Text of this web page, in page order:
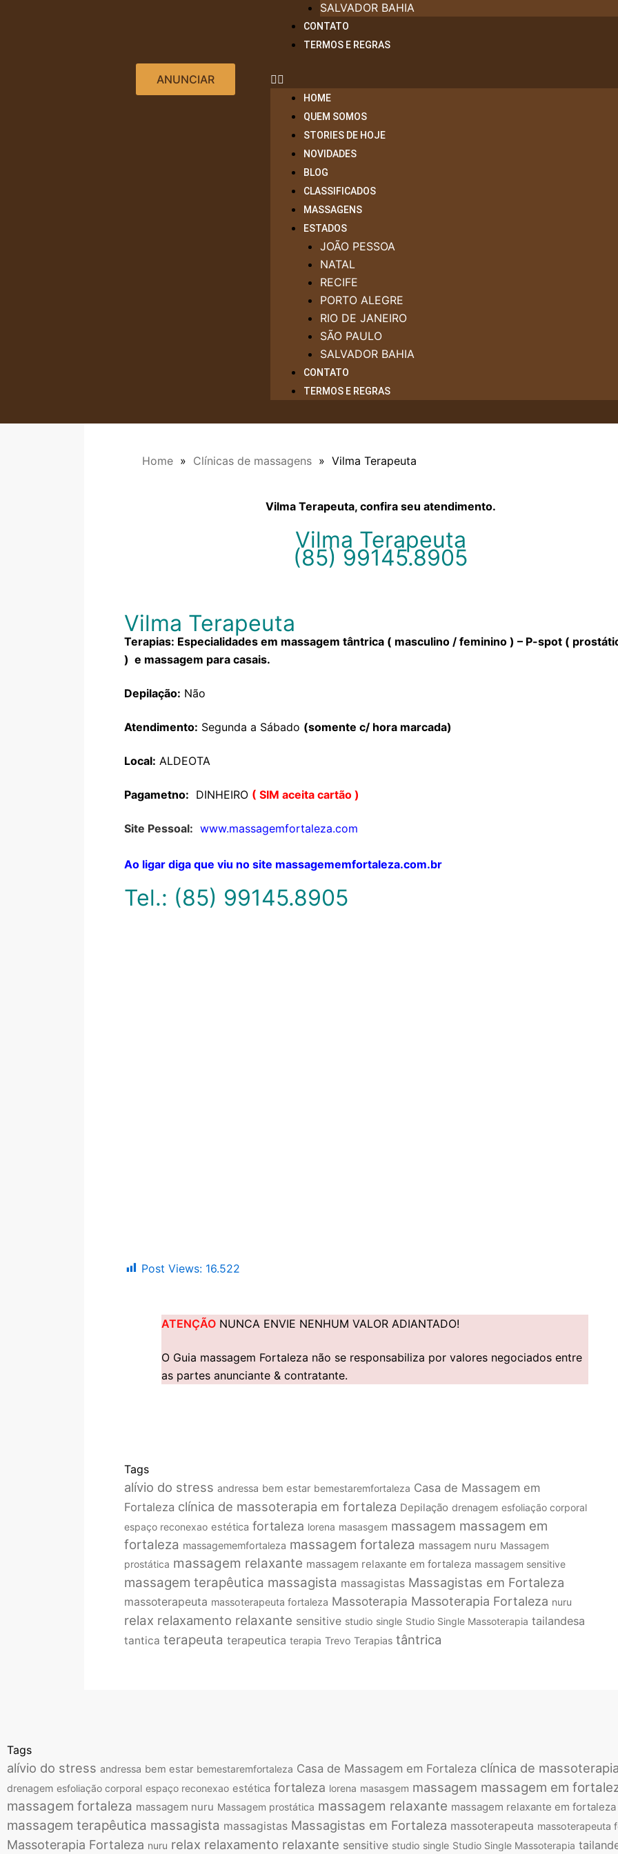
ANUNCIAR
SALVADOR BAHIA
CONTATO
TERMOS E REGRAS
HOME
QUEM SOMOS
STORIES DE HOJE
NOVIDADES
BLOG
CLASSIFICADOS
MASSAGENS
ESTADOS
JOÃO PESSOA
NATAL
RECIFE
PORTO ALEGRE
RIO DE JANEIRO
SÃO PAULO
SALVADOR BAHIA
CONTATO
TERMOS E REGRAS
Home » Clínicas de massagens » Vilma Terapeuta
Vilma Terapeuta, confira seu atendimento.
Vilma Terapeuta
(85) 99145.8905
Vilma Terapeuta
Terapias: Especialidades em massagem tântrica ( masculino / feminino ) – P-spot (
) e massagem para casais.
Depilação: Não
Atendimento: Segunda a Sábado (somente c/ hora marcada)
Local: ALDEOTA
Pagametno: DINHEIRO ( SIM aceita cartão )
Site Pessoal: www.massagemfortaleza.com
Ao ligar diga que viu no site massagememfortaleza.com.br
Tel.: (85) 99145.8905
Post Views: 16.522
ATENÇÃO NUNCA ENVIE NENHUM VALOR ADIANTADO!
O Guia massagem Fortaleza não se responsabiliza por valores negociados entre
as partes anunciante & contratante.
Tags
alívio do stress andressa bem estar bemestaremfortaleza Casa de Massagem em
Fortaleza clínica de massoterapia em fortaleza Depilação drenagem esfoliação corporal
espaço reconexao estética fortaleza lorena masasgem massagem massagem em
fortaleza massagememfortaleza massagem fortaleza massagem nuru Massagem
prostática massagem relaxante massagem relaxante em fortaleza massagem sensitive
massagem terapêutica massagista massagistas Massagistas em Fortaleza
massoterapeuta massoterapeuta fortaleza Massoterapia Massoterapia Fortaleza nuru
relax relaxamento relaxante sensitive studio single Studio Single Massoterapia tailandesa
tantica terapeuta terapeutica terapia Trevo Terapias tântrica
Tags
alívio do stress andressa bem estar bemestaremfortaleza Casa de Massagem em Fortaleza clínica de
drenagem esfoliação corporal espaço reconexao estética fortaleza lorena masasgem massagem massagem em
massagem fortaleza massagem nuru Massagem prostática massagem relaxante massagem relaxante em fortaleza
massagem terapêutica massagista massagistas Massagistas em Fortaleza massoterapeuta massoterapeuta
Massoterapia Fortaleza nuru relax relaxamento relaxante sensitive studio single Studio Single Massoterapia